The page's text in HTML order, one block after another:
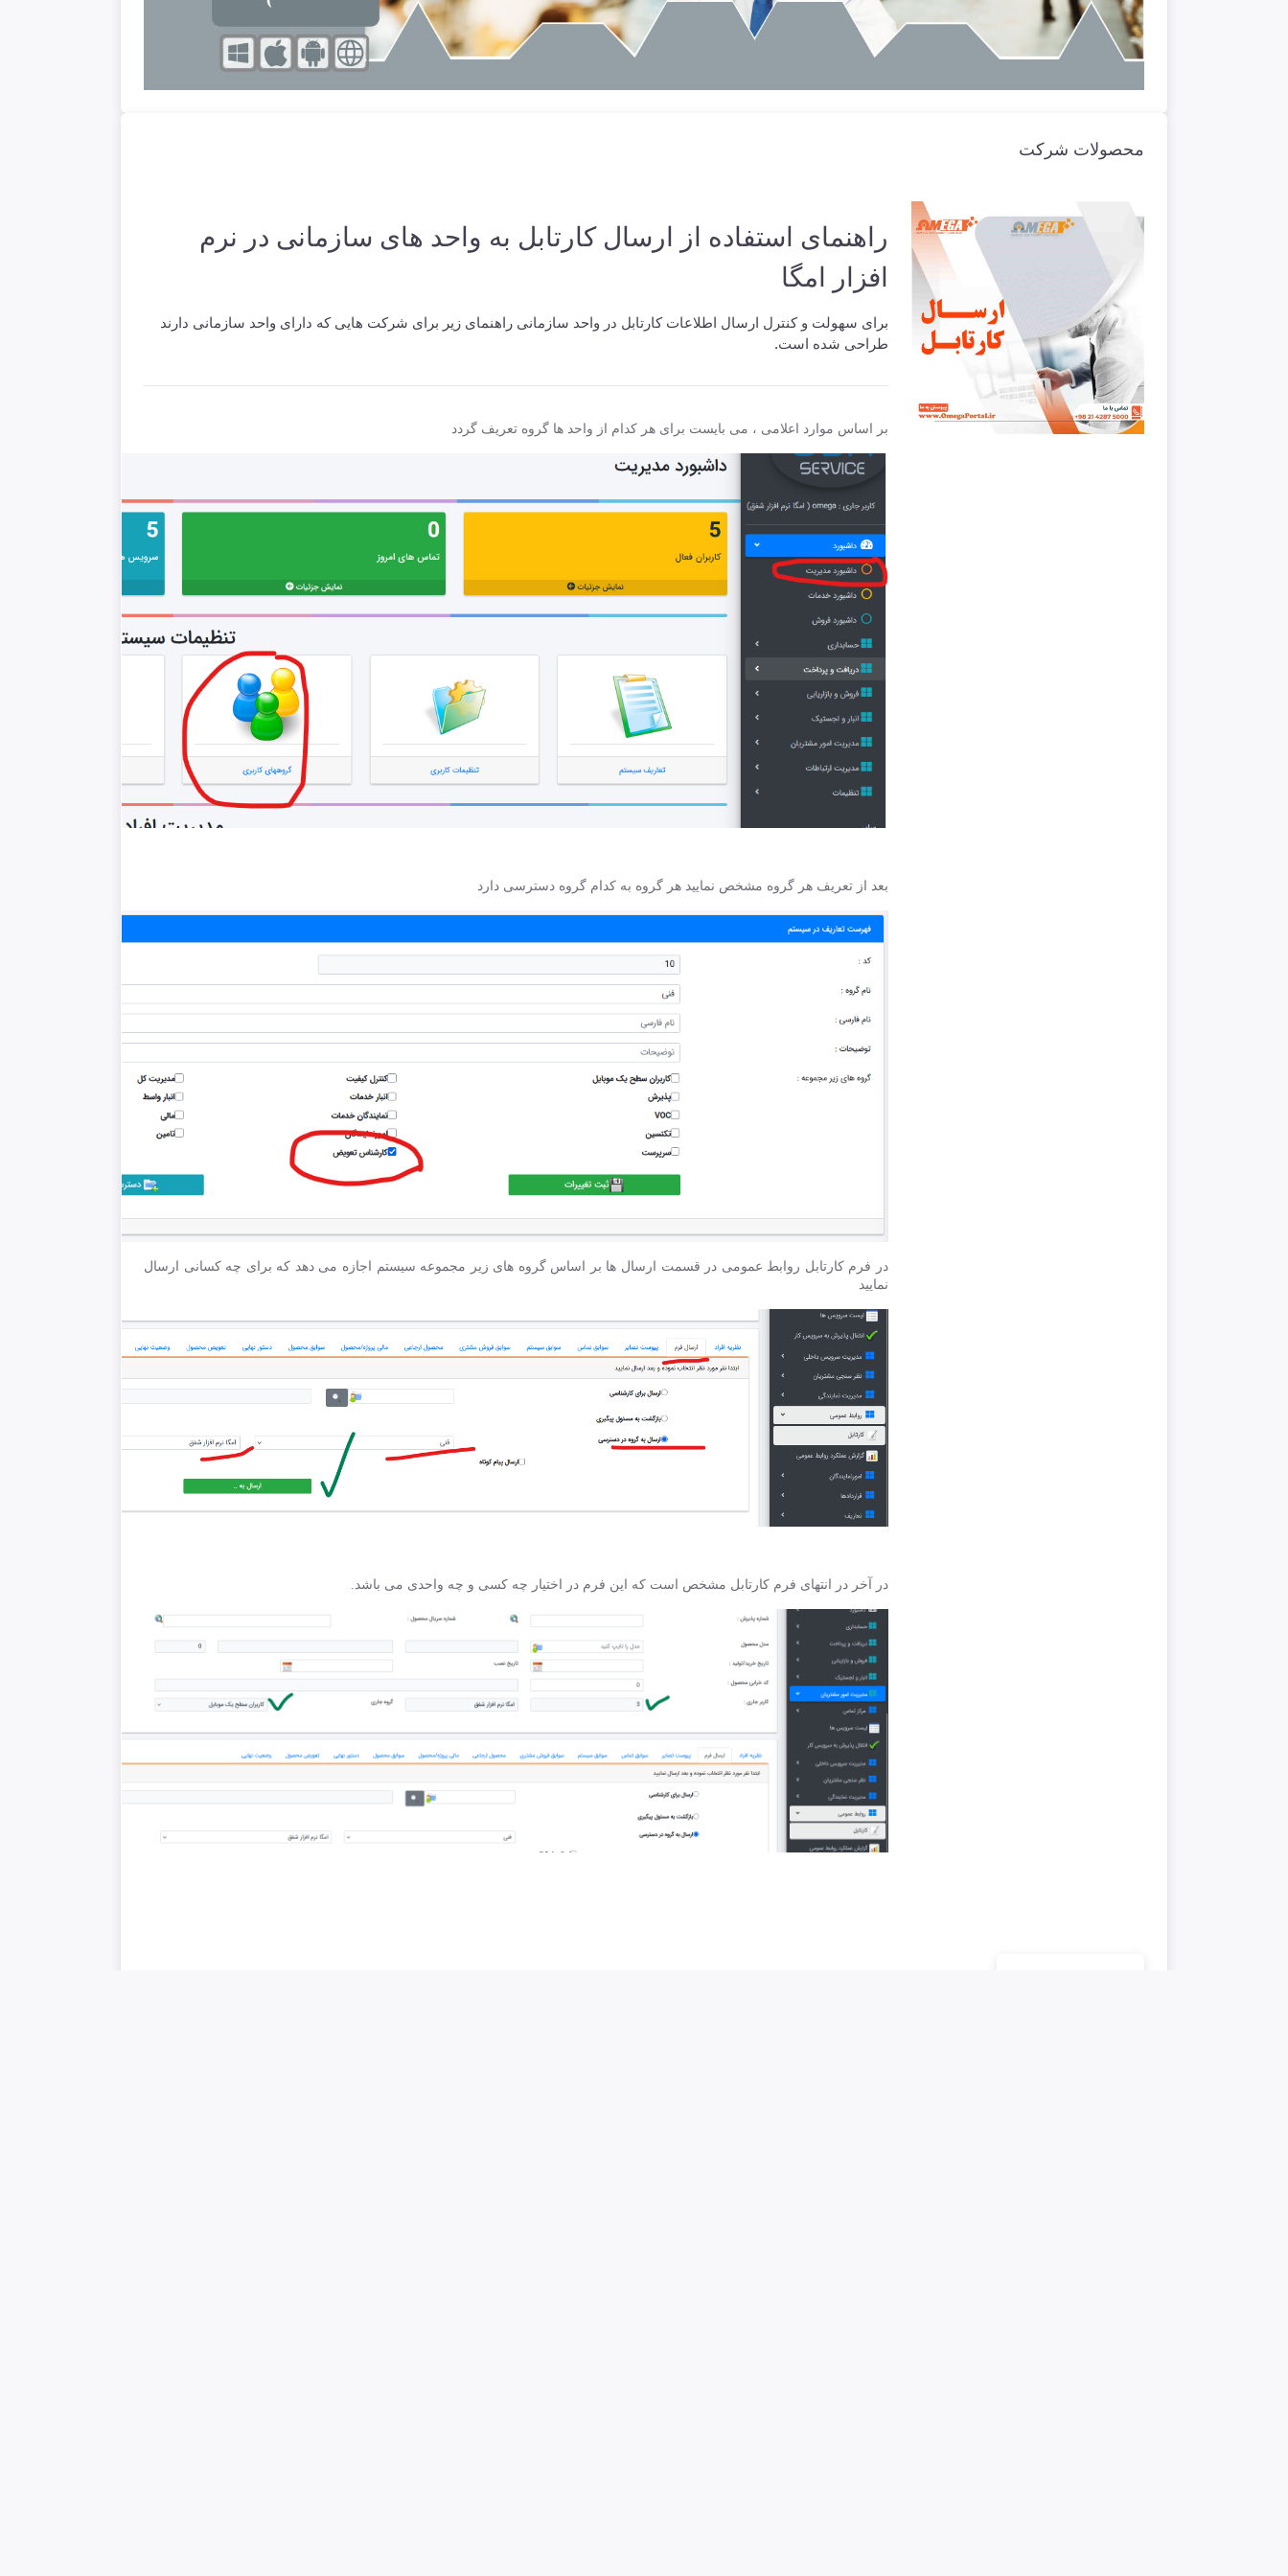
محصولات شرکت
راهنمای استفاده از ارسال کارتابل به واحد های سازمانی در نرم
افزار امگا
برای سهولت و کنترل ارسال اطلاعات کارتابل در واحد سازمانی راهنمای زیر برای شرکت هایی که دارای واحد سازمانی دارند
طراحی شده است.
بر اساس موارد اعلامی ، می بایست برای هر کدام از واحد ها گروه تعریف گردد
بعد از تعریف هر گروه مشخص نمایید هر گروه به کدام گروه دسترسی دارد
در فرم کارتابل روابط عمومی در قسمت ارسال ها بر اساس گروه های زیر مجموعه سیستم اجازه می دهد که برای چه کسانی ارسال
نمایید
در آخر در انتهای فرم کارتابل مشخص است که این فرم در اختیار چه کسی و چه واحدی می باشد.